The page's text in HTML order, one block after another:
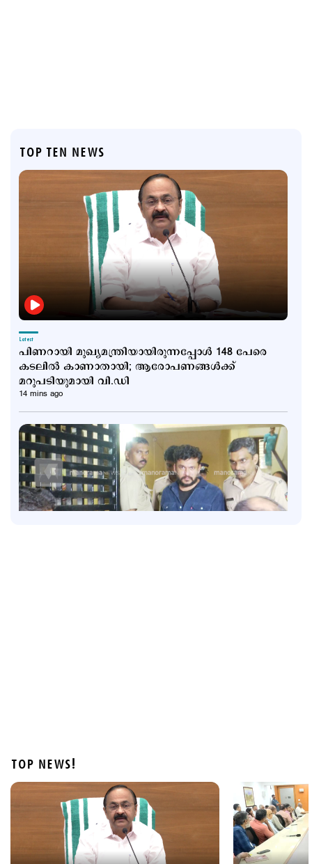
TOP TEN NEWS
Latest
പിണറായി മുഖ്യമന്ത്രിയായിരുന്നപ്പോൾ 148 പേരെ
കടലിൽ കാണാതായി; ആരോപണങ്ങള്‍ക്ക്
മറുപടിയുമായി വി.ഡി
14 mins ago
വന്ദേമാതരം മുഴുവന്‍ ആലപിക്കണം; കേന്ദ്ര
പ്രോട്ടോക്കോള്‍ അനുസരിക്കില്ലെന്ന് കെ.മുരളീധരന്‍
TOP NEWS!